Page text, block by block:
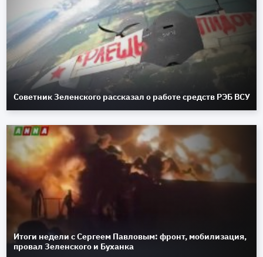
Советник Зеленского рассказал о работе средств РЭБ ВСУ
Итоги недели с Сергеем Павловым: фронт, мобилизация,
провал Зеленского и Буханка